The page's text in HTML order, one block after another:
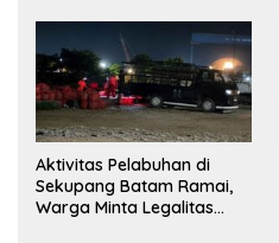
Pengecekan
Aktivitas Pelabuhan di
Sekupang Batam Ramai,
Warga Minta Legalitas